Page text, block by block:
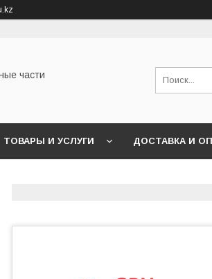
части
ТОВАРЫ И УСЛУГИ ДОСТАВКА И